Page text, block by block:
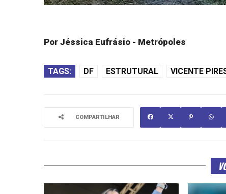
Por Jéssica Eufrásio - Metrópoles
TAGS: DF ESTRUTURAL VICENTE
COMPARTILHAR